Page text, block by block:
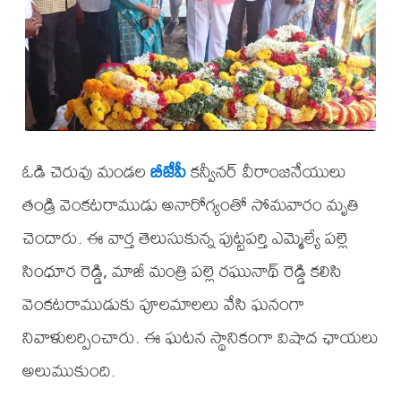
ఓడి చెరువు మండలబీజేపీకన్వీనర్ వీరాంజనేయులు
తండ్రి వెంకటరాముడు అనారోగ్యంతో సోమవారం మృతి
చెందారు. ఈ వార్త తెలుసుకున్న పుట్టపర్తి ఎమ్మెల్యే పల్లె
సింధూర రెడ్డి, మాజీ మంత్రి పల్లె రఘునాథ్ రెడ్డి కలిసి
వెంకటరాముడుకు పూలమాలలు వేసి ఘనంగా
నివాళులర్పించారు. ఈ ఘటన స్థానికంగా విషాద ఛాయలు
అలుముకుంది.